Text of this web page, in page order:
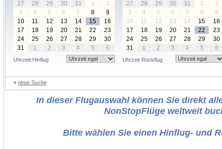
27 28 29 30 31 1
2
3
4 5 6 7 8
9
10
11 12 13 14 15
16
17
18 19 20 21 22
23
24
25 26 27 28 29
30
31
1 2 3 4 5 6
Uhrzeit Hinflug
27 28 29 30 31 1
2
3
4 5 6 7 8
9
10
11 12 13 14 15
16
17
18 19 20 21 22
23
24
25 26 27 28 29
30
31
1 2 3 4 5 6
Uhrzeit Rückflug
» neue Suche
In dieser Flugauswahl können Sie direkt
NonStopFlüge weltweit
Bitte wählen Sie einen Hinflug- und